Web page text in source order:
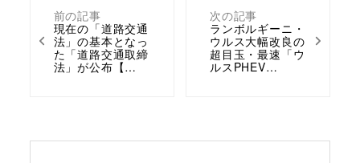
前の記事
現在の「道路交通
法」の基本となっ
た「道路交通取締
法」が公布【…
次の記事
ランボルギーニ・
ウルス大幅改良の
超目玉・最速「ウ
ルスPHEV…